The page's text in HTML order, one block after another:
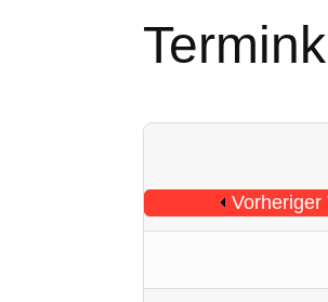
Vorheriger